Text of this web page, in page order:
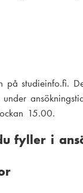
på studieinfo.fi.
15.00.
fyller i